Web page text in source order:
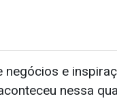
e
nessa